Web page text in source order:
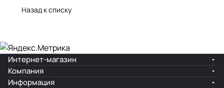
Назад к списку
Интернет-магазин
Компания
Информация